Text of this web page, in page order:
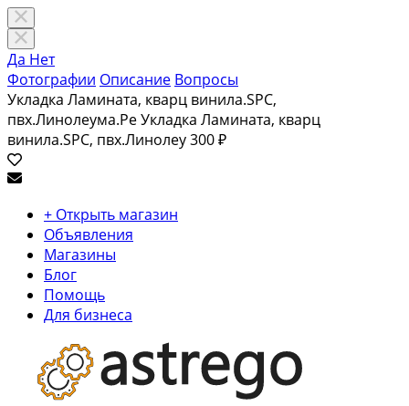
Да Нет
Фотографии Описание Вопросы
Укладка Ламината, кварц винила.SPC,
пвх.Линолеума.Ре Укладка Ламината, кварц
винила.SPC, пвх.Линолеу300 ₽
+ Открыть магазин
Объявления
Магазины
Блог
Помощь
Для бизнеса